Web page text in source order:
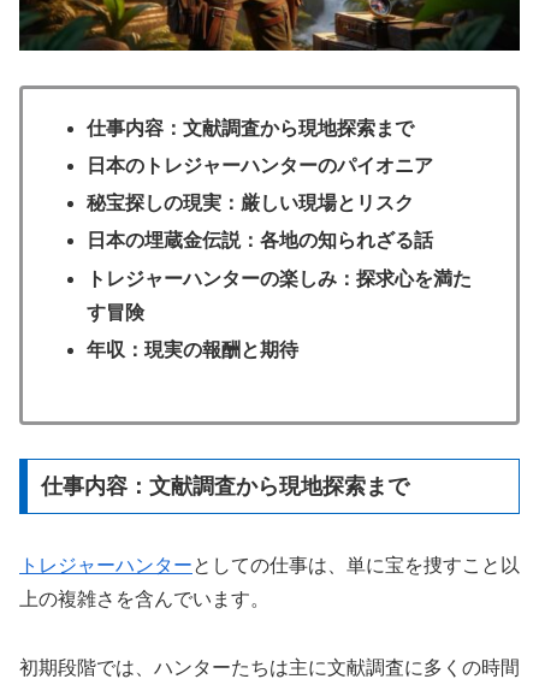
仕事内容：文献調査から現地探索まで
日本のトレジャーハンターのパイオニア
秘宝探しの現実：厳しい現場とリスク
日本の埋蔵金伝説：各地の知られざる話
トレジャーハンターの楽しみ：探求心を満た
す冒険
年収：現実の報酬と期待
仕事内容：文献調査から現地探索まで
トレジャーハンターとしての仕事は、単に宝を捜すこと以
上の複雑さを含んでいます。
初期段階では、ハンターたちは主に文献調査に多くの時間